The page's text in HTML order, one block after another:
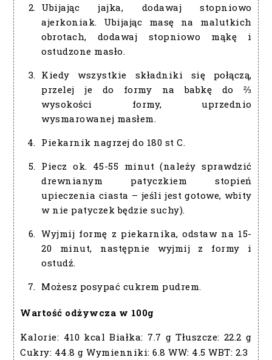
Ubijając jajka, dodawaj stopniowo
ajerkoniak. Ubijając masę na malutkich
obrotach, dodawaj stopniowo mąkę i
ostudzone masło.
Kiedy wszystkie składniki się połączą,
przelej je do formy na babkę do ⅔
wysokości formy, uprzednio
wysmarowanej masłem.
Piekarnik nagrzej do 180 st C.
Piecz ok. 45-55 minut (należy sprawdzić
drewnianym patyczkiem stopień
upieczenia ciasta – jeśli jest gotowe, wbity
w nie patyczek będzie suchy).
Wyjmij formę z piekarnika, odstaw na 15-
20 minut, następnie wyjmij z formy i
ostudź.
Możesz posypać cukrem pudrem.
Wartość odżywcza w 100g
Kalorie: 410 kcal Białka: 7.7 g Tłuszcze: 22.2 g
Cukry: 44.8 g Wymienniki:6.8 WW: 4.5 WBT: 2.3